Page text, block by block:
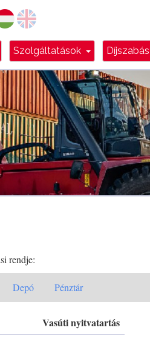
Toggle
Szolgáltatások Dropdown
Díjszabás
rendje:
Depó Pénztár
Vasúti nyitvatartás